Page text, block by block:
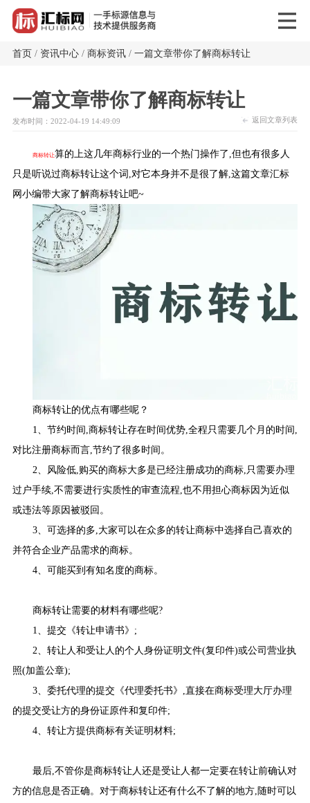
首页 / 资讯中心 / 商标资讯 / 一篇文章带你了解商标转让
一篇文章带你了解商标转让
发布时间：2022-04-19 14:49:09 返回文章列表
商标转让算的上这几年商标行业的一个热门操作了,但也有很多人
只是听说过商标转让这个词,对它本身并不是很了解,这篇文章汇标
网小编带大家了解商标转让吧~
商标转让的优点有哪些呢？
1、节约时间,商标转让存在时间优势,全程只需要几个月的时间,
对比注册商标而言,节约了很多时间。
2、风险低,购买的商标大多是已经注册成功的商标,只需要办理
过户手续,不需要进行实质性的审查流程,也不用担心商标因为近似
或违法等原因被驳回。
3、可选择的多,大家可以在众多的转让商标中选择自己喜欢的
并符合企业产品需求的商标。
4、可能买到有知名度的商标。
商标转让需要的材料有哪些呢?
1、提交《转让申请书》;
2、转让人和受让人的个人身份证明文件(复印件)或公司营业执
照(加盖公章);
3、委托代理的提交《代理委托书》,直接在商标受理大厅办理
的提交受让方的身份证原件和复印件;
4、转让方提供商标有关证明材料;
最后,不管你是商标转让人还是受让人都一定要在转让前确认对
方的信息是否正确。对于商标转让还有什么不了解的地方,随时可以